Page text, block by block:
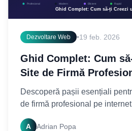
Dezvoltare Web •19 feb. 2026
Ghid Complet: Cum
Site de Firmă
Descoperă pașii esențiali
de firmă profesional pe
A Adrian Popa